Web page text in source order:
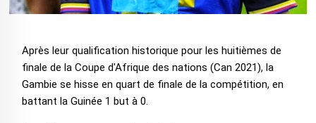
Après leur qualification historique pour les huitièmes de
finale de la Coupe d'Afrique des nations (Can 2021), la
Gambie se hisse en quart de finale de la compétition, en
battant la Guinée 1 but à 0.